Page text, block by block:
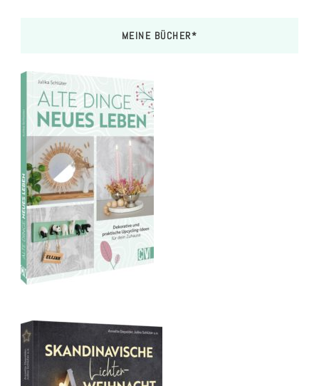
MEINE BÜCHER*